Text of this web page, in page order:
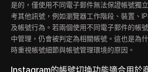
是的，僅使用不同電子郵件無法保證帳號獨
考其他訊號，例如瀏覽器工作階段、裝置、
及帳號行為。若兩個使用不同電子郵件的帳
中管理，仍會被判定為相關帳號。這也是為
時重視帳號細節與帳號管理環境的原因。